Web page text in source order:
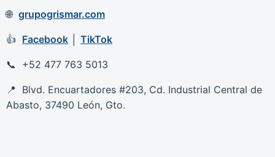
grupogrismar.com
Facebook TikTok
+52 477 763 5013
Blvd. Encuartadores #203, Cd. Industrial Central de
Abasto, 37490 León, Gto.